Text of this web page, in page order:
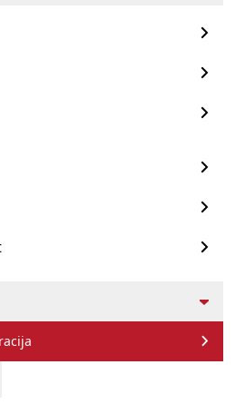
izbiri prave rešitve